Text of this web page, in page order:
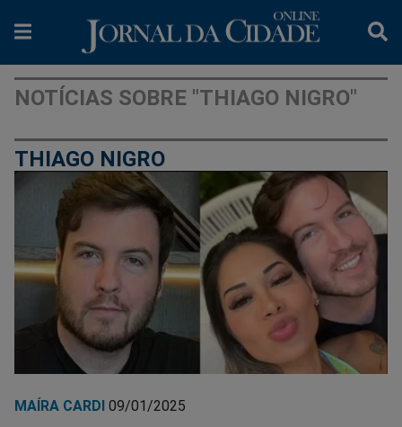
NOTÍCIAS SOBRE "THIAGO NIGRO"
THIAGO NIGRO
MAÍRA CARDI 09/01/2025